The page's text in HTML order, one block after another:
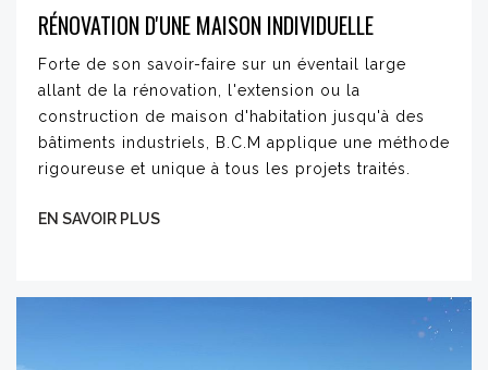
RÉNOVATION D'UNE MAISON INDIVIDUELLE
Forte de son savoir-faire sur un éventail large
allant de la rénovation, l'extension ou la
construction de maison d'habitation jusqu'à des
bâtiments industriels, B.C.M applique une méthode
rigoureuse et unique à tous les projets traités.
EN SAVOIR PLUS